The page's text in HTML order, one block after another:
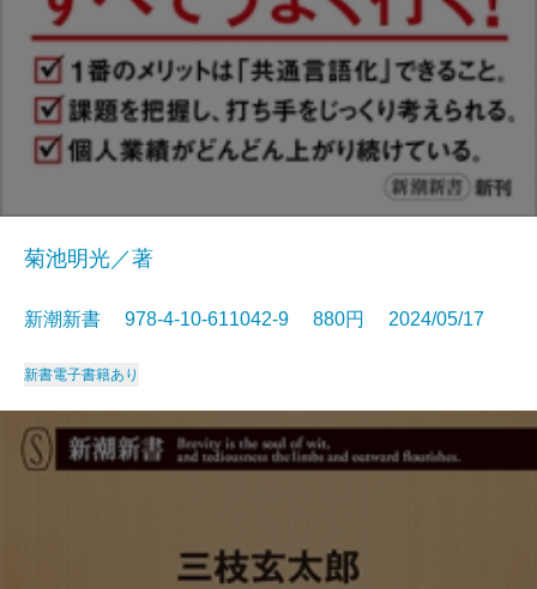
菊池明光／著
新潮新書 978-4-10-611042-9 880円 2024/05/17
新書電子書籍あり